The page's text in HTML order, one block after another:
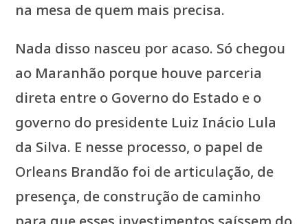
na mesa de quem mais precisa.
Nada disso nasceu por acaso. Só chegou
ao Maranhão porque houve parceria
direta entre o Governo do Estado e o
governo do presidente Luiz Inácio Lula
da Silva. E nesse processo, o papel de
Orleans Brandão foi de articulação, de
presença, de construção de caminho